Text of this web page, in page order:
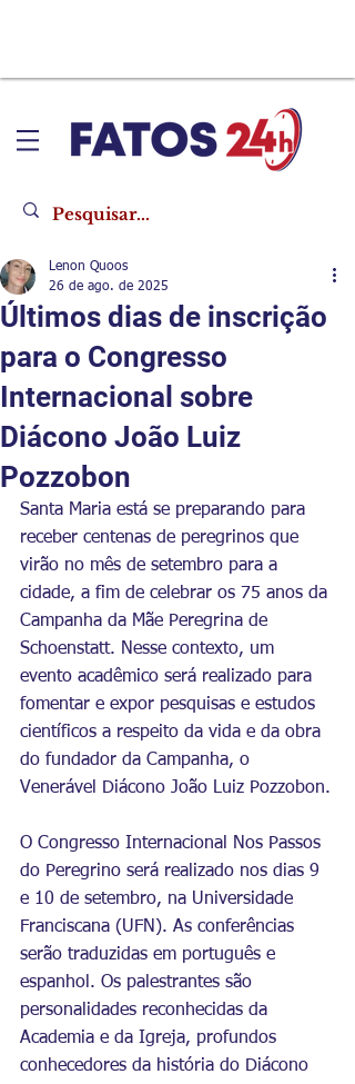
Últimos dias de inscrição
para o Congresso
Internacional sobre
Diácono João Luiz
Pozzobon
Lenon Quoos
26 de ago. de 2025
Santa Maria está se preparando para
receber centenas de peregrinos que
virão no mês de setembro para a
cidade, a fim de celebrar os 75 anos da
Campanha da Mãe Peregrina de
Schoenstatt. Nesse contexto, um
evento acadêmico será realizado para
fomentar e expor pesquisas e estudos
científicos a respeito da vida e da obra
do fundador da Campanha, o
Venerável Diácono João Luiz Pozzobon.
O Congresso Internacional Nos Passos
do Peregrino será realizado nos dias 9
e 10 de setembro, na Universidade
Franciscana (UFN). As conferências
serão traduzidas em português e
espanhol. Os palestrantes são
personalidades reconhecidas da
Academia e da Igreja, profundos
conhecedores da história do Diácono